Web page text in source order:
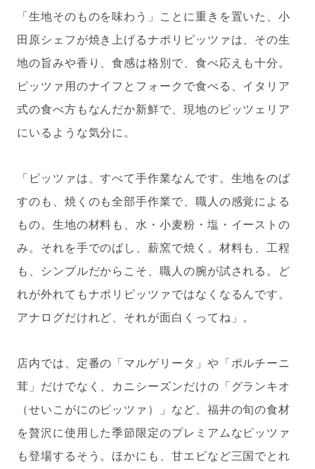
「生地そのものを味わう」ことに重きを置いた、小
田原シェフが焼き上げるナポリピッツァは、その生
地の旨みや香り、食感は格別で、食べ応えも十分。
ピッツァ用のナイフとフォークで食べる、イタリア
式の食べ方もなんだか新鮮で、現地のピッツェリア
にいるような気分に。
「ピッツァは、すべて手作業なんです。生地をのば
すのも、焼くのも全部手作業で、職人の感覚による
もの。生地の材料も、水・小麦粉・塩・イーストの
み。それを手でのばし、薪窯で焼く。材料も、工程
も、シンプルだからこそ、職人の腕が試される。ど
れが外れてもナポリピッツァではなくなるんです。
アナログだけれど、それが面白くってね」。
店内では、定番の「マルゲリータ」や「ポルチーニ
茸」だけでなく、カニシーズンだけの「グランキオ
（せいこがにのピッツァ）」など、福井の旬の食材
を贅沢に使用した季節限定のプレミアムなピッツァ
も登場するそう。ほかにも、甘エビなど三国でとれ